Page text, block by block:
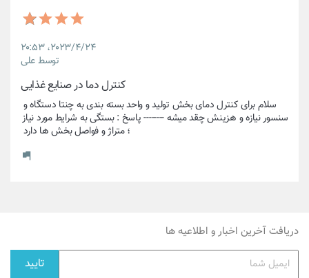
۲۰۲۳/۴/۲۴،‏ ۲۰:۵۳
توسط علی
کنترل دما در صنایع غذایی
سنسور نیازه و هزینش چقد میشه -------- پاسخ : بستگی به شرایط مورد نیاز
؛ متراژ و فواصل بخش ها دارد
دریافت آخرین اخبار و اطلاعیه ها